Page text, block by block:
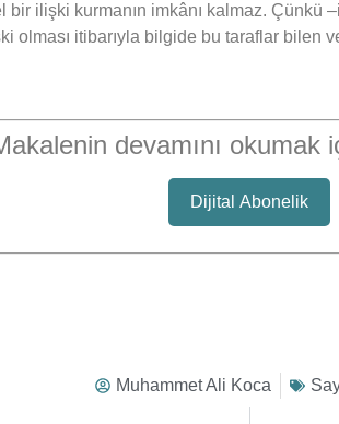
ilişki kurmanın imkânı kalmaz.
olması itibarıyla bilgide bu taraflar bilen
devamını okumak
Dijital Abonelik
Muhammet Ali Koca